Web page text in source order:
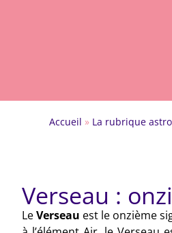
Accueil » La rubrique
Verseau :
LeVerseau est le onzième